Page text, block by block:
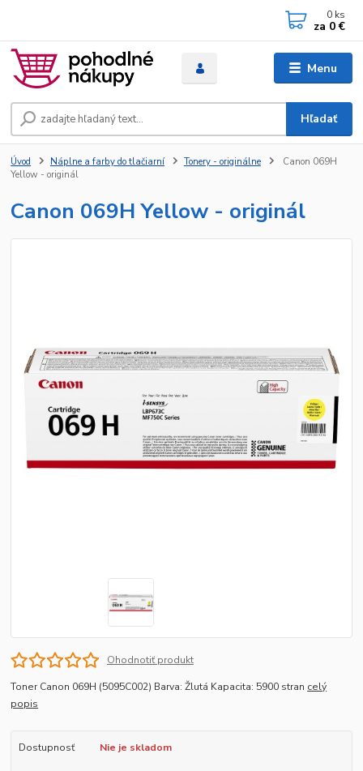
Menu
Hľadať
0 ks
za 0 €
Úvod Náplne a farby do tlačiarní Tonery - originálne
Canon 069H
Yellow - originál
Canon 069H Yellow - originál
Ohodnotiť produkt
Toner Canon 069H (5095C002) Barva: Žlutá Kapacita: 5900 stran celý
popis
Dostupnosť Nie je skladom